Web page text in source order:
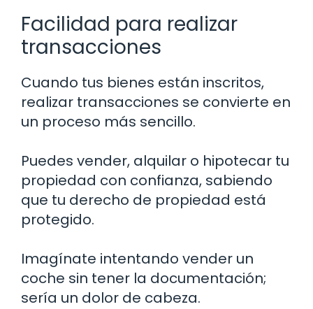
Facilidad para realizar
transacciones
Cuando tus bienes están inscritos,
realizar transacciones se convierte en
un proceso más sencillo.
Puedes vender, alquilar o hipotecar tu
propiedad con confianza, sabiendo
que tu derecho de propiedad está
protegido.
Imagínate intentando vender un
coche sin tener la documentación;
sería un dolor de cabeza.